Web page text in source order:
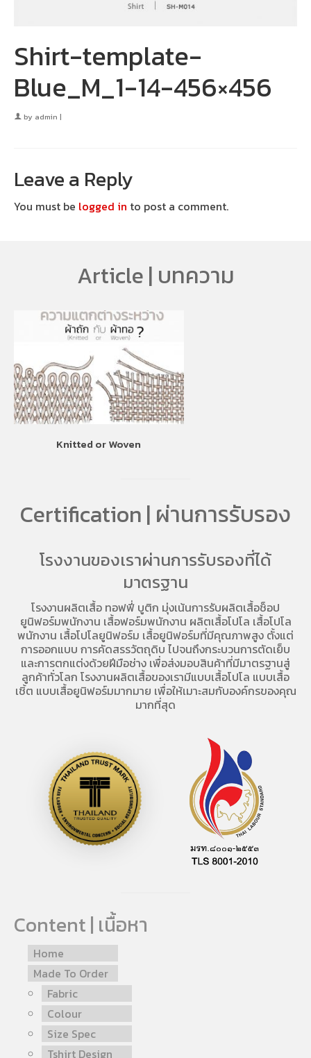
Shirt-template-
Blue_M_1-14-456×456
by admin |
Leave a Reply
You must be logged in to post a comment.
Article | บทความ
Knitted or Woven
Certification | ผ่านการรับรอง
โรงงานของเราผ่านการรับรองที่ได้
มาตรฐาน
โรงงานผลิตเสื้อ ทอฟฟี่ บูติก มุ่งเน้นการรับผลิตเสื้อช็อป
ยูนิฟอร์มพนักงาน เสื้อฟอร์มพนักงาน ผลิตเสื้อโปโล เสื้อโปโล
พนักงาน เสื้อโปโลยูนิฟอร์ม เสื้อยูนิฟอร์มที่มีคุณภาพสูง ตั้งแต่
การออกแบบ การคัดสรรวัตถุดิบ ไปจนถึงกระบวนการตัดเย็บ
และการตกแต่งด้วยฝีมือช่าง เพื่อส่งมอบสินค้าที่มีมาตรฐานสู่
ลูกค้าทั่วโลก โรงงานผลิตเสื้อของเรามีแบบเสื้อโปโล แบบเสื้อ
เชิ้ต แบบเสื้อยูนิฟอร์มมากมาย เพื่อให้เมาะสมกับองค์กรของคุณ
มากที่สุด
Content | เนื้อหา
Home
Made To Order
Fabric
Colour
Size Spec
Tshirt Design